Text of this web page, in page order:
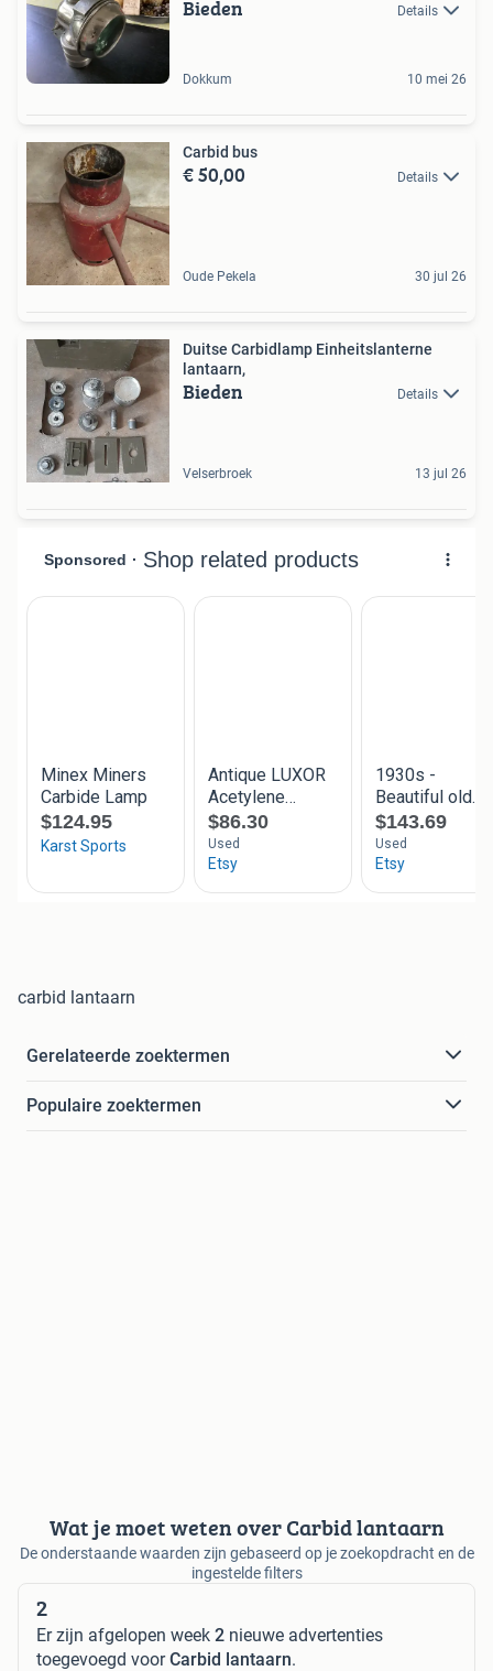
Bieden Details
Dokkum 10 mei 26
Carbid bus
€ 50,00 Details
Oude Pekela 30 jul 26
Duitse Carbidlamp Einheitslanterne
lantaarn,
Bieden Details
Velserbroek 13 jul 26
carbid lantaarn
Gerelateerde zoektermen
Populaire zoektermen
Wat je moet weten over Carbid lantaarn
De onderstaande waarden zijn gebaseerd op je zoekopdracht en de
ingestelde filters
2
Er zijn afgelopen week 2 nieuwe advertenties
toegevoegd voorCarbid lantaarn.